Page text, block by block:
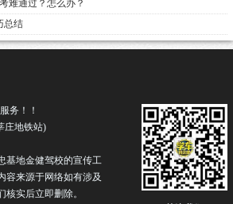
难通过？怎么办？
总结
务！！
庄地铁站)
基地金健驾校的宣传工
容来源于网络如有涉及
实后立即删除。